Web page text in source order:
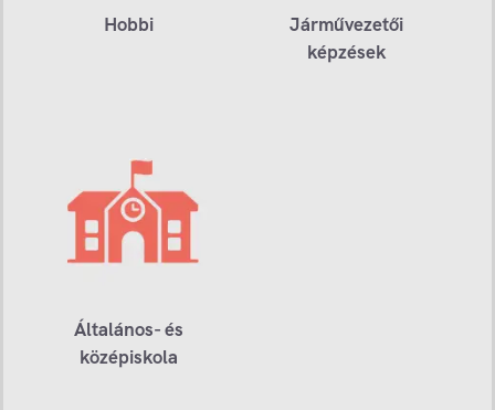
Hobbi
Járművezetői
képzések
Általános- és
középiskola